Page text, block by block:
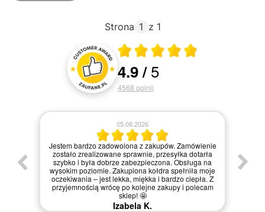
Strona z 1
Oceny i recenzje klientów
Średnia ocena 4.9 z 5
4.9/5
4568 opinii
05.08.2026
Jestem bardzo zadowolona z zakupów. Zamówienie
zostało zrealizowane sprawnie, przesyłka dotarła
szybko i była dobrze zabezpieczona. Obsługa na
wysokim poziomie. Zakupiona kołdra spełniła moje
oczekiwania – jest lekka, miękka i bardzo ciepła. Z
przyjemnością wrócę po kolejne zakupy i polecam
sklep! 🤩
Izabela K.